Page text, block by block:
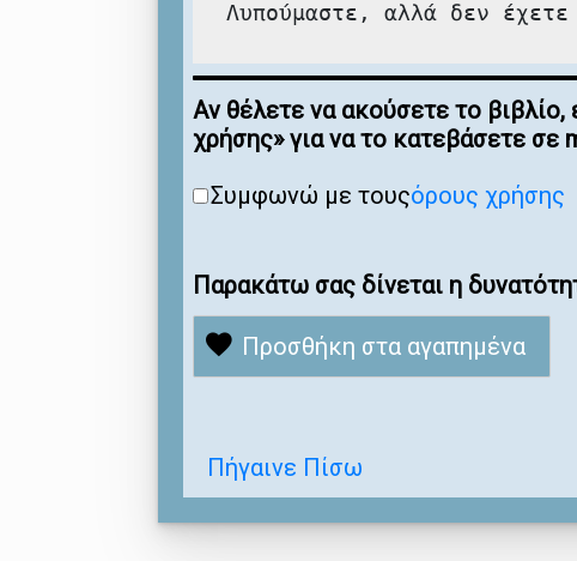
Λυπούμαστε, αλλά δεν
Αν θέλετε να ακούσετε το
χρήσης» για να το κατεβάσετε σε
Συμφωνώ με τουςόρους χρήσης
Παρακάτω σας δίνεται η
Προσθήκη στα αγαπημένα
Πήγαινε Πίσω